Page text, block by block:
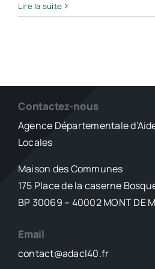
Côte
Lire la suite
Contactez-nous
Agence Départementale
Locales
Maison des Communes
175 Place de la caserne
BP 30069 – 40002 MONT DE
Email
contact@adacl40.fr